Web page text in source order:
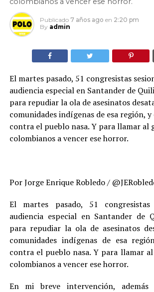
Publicado 7 años ago en 2:20 pm
By admin
El martes pasado, 51 congresistas
audiencia especial en Santander de
para repudiar la ola de asesinatos
comunidades indígenas de esa región, y
contra el pueblo nasa. Y para llamar al
colombianos a vencer ese horror.
Por Jorge Enrique Robledo /
El martes pasado, 51 congresistas
audiencia especial en Santander de
para repudiar la ola de asesinatos
comunidades indígenas de esa
contra el pueblo nasa. Y para llamar
colombianos a vencer ese horror.
En mi breve intervención,